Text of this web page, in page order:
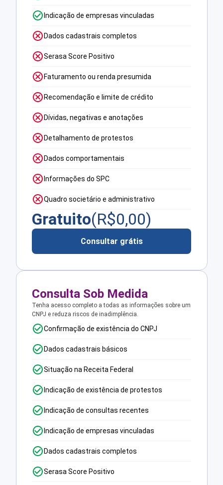
Indicação de empresas vinculadas
Dados cadastrais completos
Serasa Score Positivo
Faturamento ou renda presumida
Recomendação e limite de crédito
Dívidas, negativas e anotações
Detalhamento de protestos
Dados comportamentais
Informações do SPC
Quadro societário e administrativo
Gratuito(R$0,00)
Consultar grátis
Consulta Sob Medida
Tenha acesso completo a todas as informações sobre um
CNPJ e reduza riscos de inadimplência.
Confirmação de existência do CNPJ
Dados cadastrais básicos
Situação na Receita Federal
Indicação de existência de protestos
Indicação de consultas recentes
Indicação de empresas vinculadas
Dados cadastrais completos
Serasa Score Positivo